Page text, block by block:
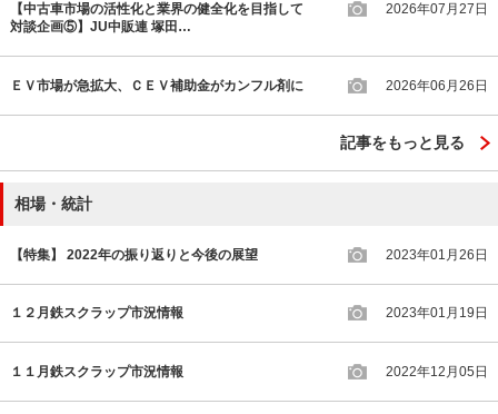
【中古車市場の活性化と業界の健全化を目指して
対談企画⑤】JU中販連 塚田…
2026年07月27日
ＥＶ市場が急拡大、ＣＥＶ補助金がカンフル剤に 2026年06月26日
記事をもっと見る
相場・統計
【特集】 2022年の振り返りと今後の展望 2023年01月26日
１２月鉄スクラップ市況情報 2023年01月19日
１１月鉄スクラップ市況情報 2022年12月05日